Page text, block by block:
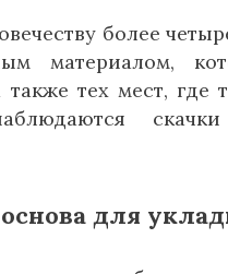
более
материалом,
тех мест, где
для